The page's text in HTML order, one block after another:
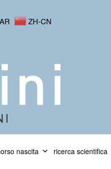
AR ZH-CN
nascita ricerca scientifica